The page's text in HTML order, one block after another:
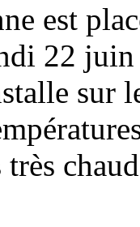
est
22
sur